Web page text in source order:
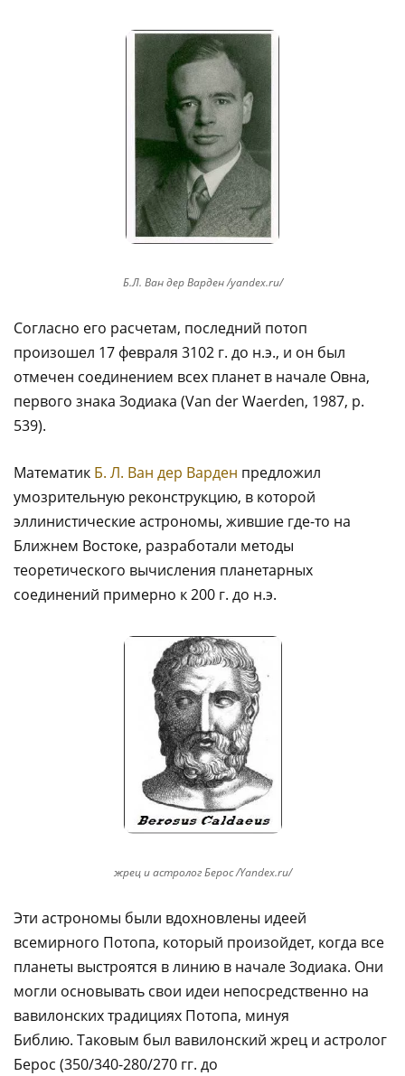
Б.Л. Ван дер Варден /yandex.ru/
Согласно его расчетам, последний потоп
произошел 17 февраля 3102 г. до н.э., и он был
отмечен соединением всех планет в начале Овна,
первого знака Зодиака (Van der Waerden, 1987, p.
539).
Математик Б. Л. Ван дер Варден предложил
умозрительную реконструкцию, в которой
эллинистические астрономы, жившие где-то на
Ближнем Востоке, разработали методы
теоретического вычисления планетарных
соединений примерно к 200 г. до н.э.
жрец и астролог Берос /Yandex.ru/
Эти астрономы были вдохновлены идеей
всемирного Потопа, который произойдет, когда все
планеты выстроятся в линию в начале Зодиака. Они
могли основывать свои идеи непосредственно на
вавилонских традициях Потопа, минуя
Библию. Таковым был вавилонский жрец и астролог
Берос (350/340-280/270 гг. до